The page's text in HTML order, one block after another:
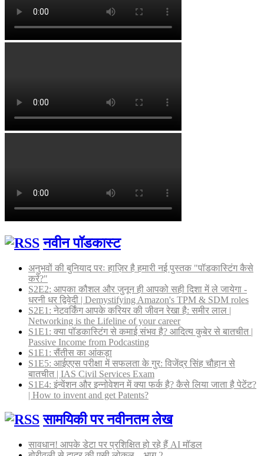
नवीन पॉडकास्ट
अनुभवों की बुनियाद परः हाज़िर है हमारी नई पुस्तक "पॉडकास्टिंग कैसे
करें?"
S2E2: आपका कौशल और जुनून ही आपको सही दिशा में ले जायेगा -
धरनी धर द्विवेदी | Demystifying Amazon's TPM & SDM roles
S2E1: नेटवर्किंग आपके करियर की जीवन रेखा है: समीर लाल |
Networking is the Lifeline of your career
S1E1: क्या पॉडकास्टिंग से कमाई संभव है? आदित्य कुबेर से बातचीत |
Passive Income from Podcasting
S1E1: सैंतीस का आंकड़ा
S1E5: आईएएस परीक्षा में सफलता के गुर: विजेंद्र सिंह चौहान से
बातचीत | IAS Civil Services Exam
S1E4: इंन्वेंशन और इन्नोवेशन में क्या फर्क है? कैसे लिया जाता है पेटेंट?
| How to invent and get Patents?
सामयिकी पर नवीनतम लेख
सावधान! आपके डेटा पर प्रशिक्षित हो रहे हैं AI मॉडल